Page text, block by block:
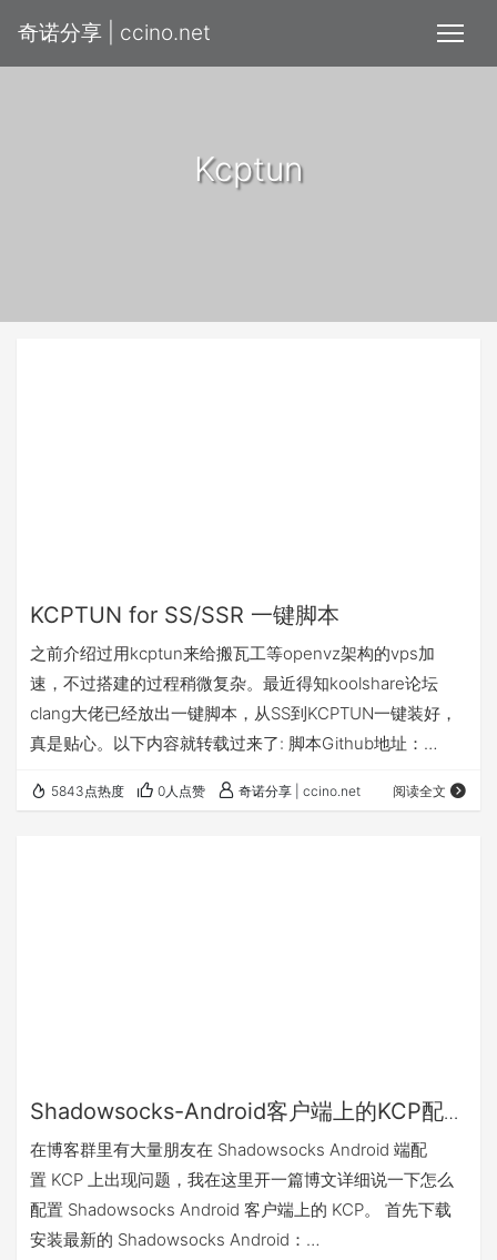
奇诺分享 | ccino.net
Kcptun
KCPTUN for SS/SSR 一键脚本
之前介绍过用kcptun来给搬瓦工等openvz架构的vps加
速，不过搭建的过程稍微复杂。最近得知koolshare论坛
clang大佬已经放出一键脚本，从SS到KCPTUN一键装好，
真是贴心。以下内容就转载过来了: 脚本Github地址：
shell/tree/master/kcptun_for_ss_ssr 首先还是感谢，感谢
5843点热度 0人点赞 奇诺分享 | ccino.net 阅读全文
Shadowsocks-Android客户端上的KCP配置
说明
在博客群里有大量朋友在 Shadowsocks Android 端配
置 KCP 上出现问题，我在这里开一篇博文详细说一下怎么
配置 Shadowsocks Android 客户端上的 KCP。 首先下载
安装最新的 Shadowsocks Android：